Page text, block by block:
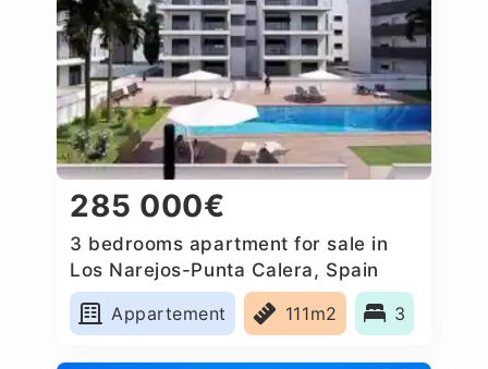
285 000€
3 bedrooms apartment for sale in
Los Narejos-Punta Calera, Spain
Appartement
111m2 3